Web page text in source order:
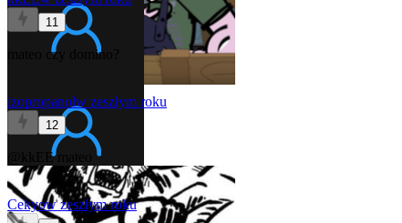
11
mateo czy domino?
izopropanolw zeszłym roku
12
@kkEEmateo
Cekyow zeszłym roku